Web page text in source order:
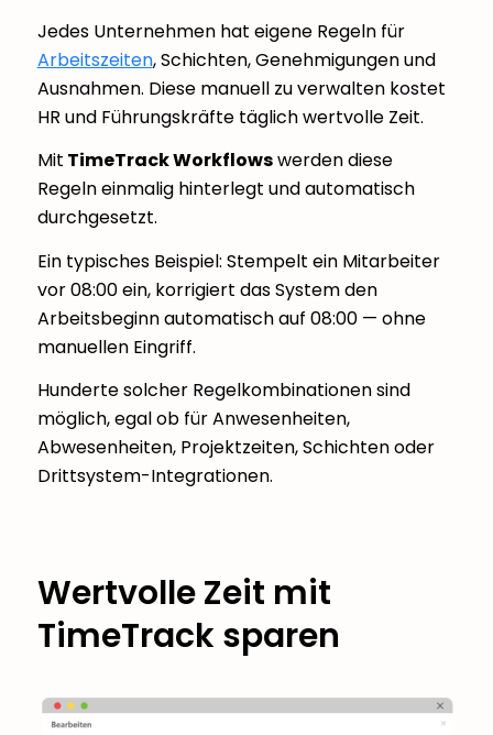
Jedes Unternehmen hat eigene Regeln für
Arbeitszeiten, Schichten, Genehmigungen und
Ausnahmen. Diese manuell zu verwalten kostet
HR und Führungskräfte täglich wertvolle Zeit.
Mit TimeTrack Workflowswerden diese
Regeln einmalig hinterlegt und automatisch
durchgesetzt.
Ein typisches Beispiel: Stempelt ein Mitarbeiter
vor 08:00 ein, korrigiert das System den
Arbeitsbeginn automatisch auf 08:00 — ohne
manuellen Eingriff.
Hunderte solcher Regelkombinationen sind
möglich, egal ob für Anwesenheiten,
Abwesenheiten, Projektzeiten, Schichten oder
Drittsystem-Integrationen.
Wertvolle Zeit mit
TimeTrack sparen